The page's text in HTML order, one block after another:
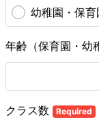
幼稚園・保育
年齢（保育園・幼
クラス数 Required